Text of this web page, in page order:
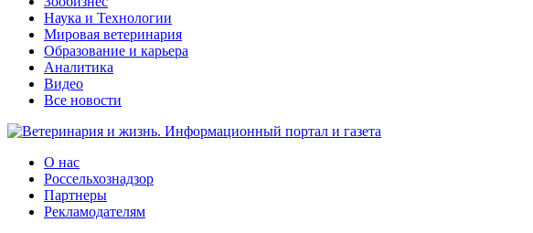
Наука и Технологии
Мировая ветеринария
Образование и карьера
Аналитика
Видео
Все новости
О нас
Россельхознадзор
Партнеры
Рекламодателям